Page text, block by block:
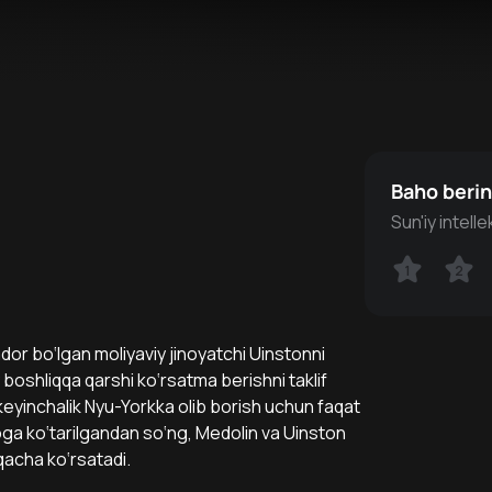
bo‘lgan moliyaviy jinoyatchi Uinstonni
qarshi ko‘rsatma berishni taklif
Nyu-Yorkka olib borish uchun faqat
ko‘tarilgandan so‘ng, Medolin va Uinston
ko‘rsatadi.
Baho
Sun'iy
1 2
1 2